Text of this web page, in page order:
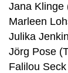
Jana Klinge
Marleen
Julika
Jörg Pose
Falilou